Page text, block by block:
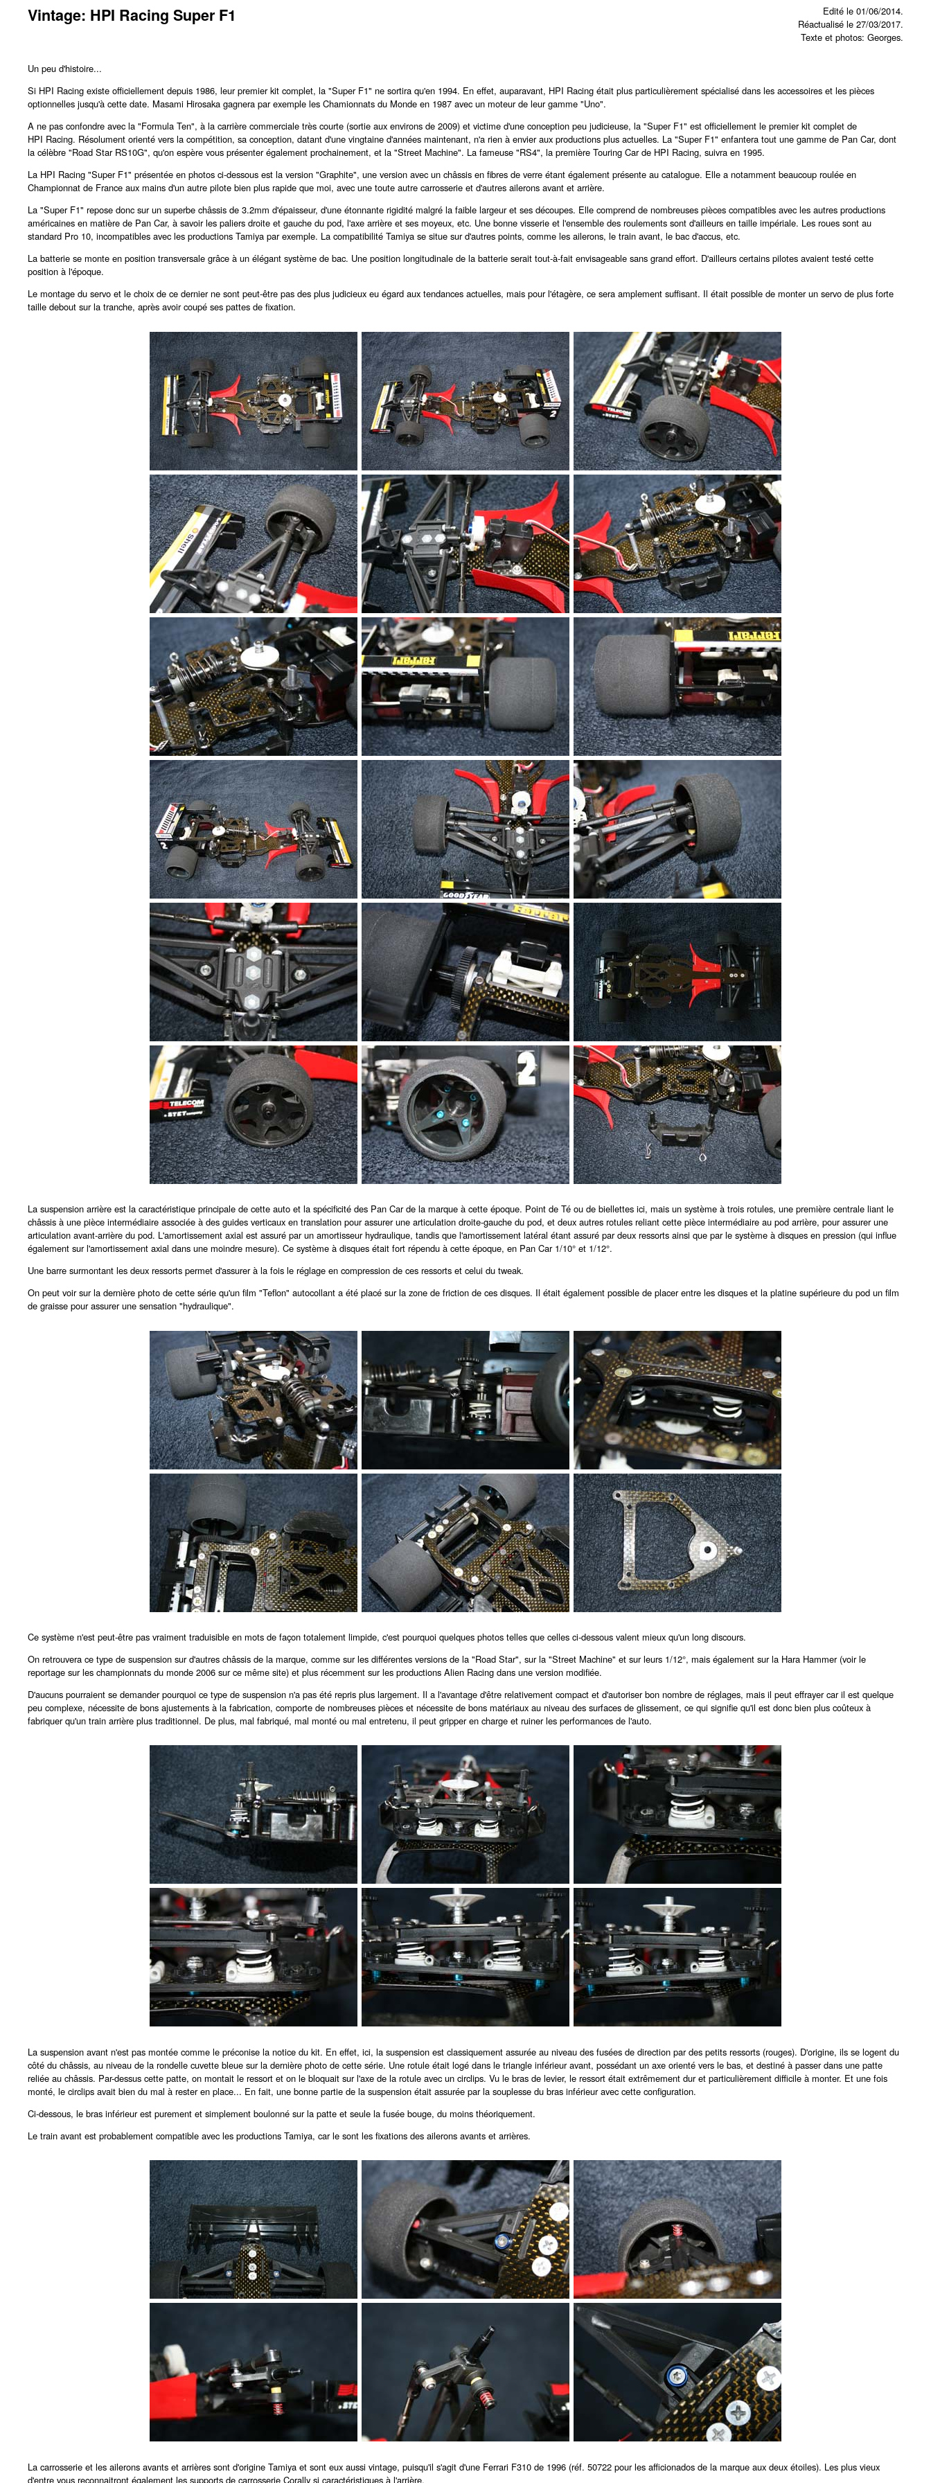
Vintage: HPI Racing Super F1
Edité le 01/06/2014.
Réactualisé le 27/03/2017.
Texte et photos: Georges.
Un peu d'histoire...
Si HPI Racing existe officiellement depuis 1986, leur premier kit complet, la "Super F1" ne sortira qu'en 1994. En effet, auparavant, HPI Racing était plus particulièrement spécialisé dans les accessoires et les pièces
optionnelles jusqu'à cette date. Masami Hirosaka gagnera par exemple les Chamionnats du Monde en 1987 avec un moteur de leur gamme "Uno".
A ne pas confondre avec la "Formula Ten", à la carrière commerciale très courte (sortie aux environs de 2009) et victime d'une conception peu judicieuse, la "Super F1" est officiellement le premier kit complet de
HPI Racing. Résolument orienté vers la compétition, sa conception, datant d'une vingtaine d'années maintenant, n'a rien à envier aux productions plus actuelles. La "Super F1" enfantera tout une gamme de Pan Car, dont
la célèbre "Road Star RS10G", qu'on espère vous présenter également prochainement, et la "Street Machine". La fameuse "RS4", la première Touring Car de HPI Racing, suivra en 1995.
La HPI Racing "Super F1" présentée en photos ci-dessous est la version "Graphite", une version avec un châssis en fibres de verre étant également présente au catalogue. Elle a notamment beaucoup roulée en
Championnat de France aux mains d'un autre pilote bien plus rapide que moi, avec une toute autre carrosserie et d'autres ailerons avant et arrière.
La "Super F1" repose donc sur un superbe châssis de 3.2mm d'épaisseur, d'une étonnante rigidité malgré la faible largeur et ses découpes. Elle comprend de nombreuses pièces compatibles avec les autres productions
américaines en matière de Pan Car, à savoir les paliers droite et gauche du pod, l'axe arrière et ses moyeux, etc. Une bonne visserie et l'ensemble des roulements sont d'ailleurs en taille impériale. Les roues sont au
standard Pro 10, incompatibles avec les productions Tamiya par exemple. La compatibilité Tamiya se situe sur d'autres points, comme les ailerons, le train avant, le bac d'accus, etc.
La batterie se monte en position transversale grâce à un élégant système de bac. Une position longitudinale de la batterie serait tout-à-fait envisageable sans grand effort. D'ailleurs certains pilotes avaient testé cette
position à l'époque.
Le montage du servo et le choix de ce dernier ne sont peut-être pas des plus judicieux eu égard aux tendances actuelles, mais pour l'étagère, ce sera amplement suffisant. Il était possible de monter un servo de plus forte
taille debout sur la tranche, après avoir coupé ses pattes de fixation.
La suspension arrière est la caractéristique principale de cette auto et la spécificité des Pan Car de la marque à cette époque. Point de Té ou de biellettes ici, mais un système à trois rotules, une première centrale liant le
châssis à une pièce intermédiaire associée à des guides verticaux en translation pour assurer une articulation droite-gauche du pod, et deux autres rotules reliant cette pièce intermédiaire au pod arrière, pour assurer une
articulation avant-arrière du pod. L'amortissement axial est assuré par un amortisseur hydraulique, tandis que l'amortissement latéral étant assuré par deux ressorts ainsi que par le système à disques en pression (qui influe
également sur l'amortissement axial dans une moindre mesure). Ce système à disques était fort répendu à cette époque, en Pan Car 1/10° et 1/12°.
Une barre surmontant les deux ressorts permet d'assurer à la fois le réglage en compression de ces ressorts et celui du tweak.
On peut voir sur la dernière photo de cette série qu'un film "Teflon" autocollant a été placé sur la zone de friction de ces disques. Il était également possible de placer entre les disques et la platine supérieure du pod un film
de graisse pour assurer une sensation "hydraulique".
Ce système n'est peut-être pas vraiment traduisible en mots de façon totalement limpide, c'est pourquoi quelques photos telles que celles ci-dessous valent mieux qu'un long discours.
On retrouvera ce type de suspension sur d'autres châssis de la marque, comme sur les différentes versions de la "Road Star", sur la "Street Machine" et sur leurs 1/12°, mais également sur la Hara Hammer (voir le
reportage sur les championnats du monde 2006 sur ce même site) et plus récemment sur les productions Alien Racing dans une version modifiée.
D'aucuns pourraient se demander pourquoi ce type de suspension n'a pas été repris plus largement. Il a l'avantage d'être relativement compact et d'autoriser bon nombre de réglages, mais il peut effrayer car il est quelque
peu complexe, nécessite de bons ajustements à la fabrication, comporte de nombreuses pièces et nécessite de bons matériaux au niveau des surfaces de glissement, ce qui signifie qu'il est donc bien plus coûteux à
fabriquer qu'un train arrière plus traditionnel. De plus, mal fabriqué, mal monté ou mal entretenu, il peut gripper en charge et ruiner les performances de l'auto.
La suspension avant n'est pas montée comme le préconise la notice du kit. En effet, ici, la suspension est classiquement assurée au niveau des fusées de direction par des petits ressorts (rouges). D'origine, ils se logent du
côté du châssis, au niveau de la rondelle cuvette bleue sur la dernière photo de cette série. Une rotule était logé dans le triangle inférieur avant, possédant un axe orienté vers le bas, et destiné à passer dans une patte
reliée au châssis. Par-dessus cette patte, on montait le ressort et on le bloquait sur l'axe de la rotule avec un circlips. Vu le bras de levier, le ressort était extrêmement dur et particulièrement difficile à monter. Et une fois
monté, le circlips avait bien du mal à rester en place... En fait, une bonne partie de la suspension était assurée par la souplesse du bras inférieur avec cette configuration.
Ci-dessous, le bras inférieur est purement et simplement boulonné sur la patte et seule la fusée bouge, du moins théoriquement.
Le train avant est probablement compatible avec les productions Tamiya, car le sont les fixations des ailerons avants et arrières.
La carrosserie et les ailerons avants et arrières sont d'origine Tamiya et sont eux aussi vintage, puisqu'il s'agit d'une Ferrari F310 de 1996 (réf. 50722 pour les afficionados de la marque aux deux étoiles). Les plus vieux
d'entre vous reconnaitront également les supports de carrosserie Corally si caractéristiques à l'arrière.